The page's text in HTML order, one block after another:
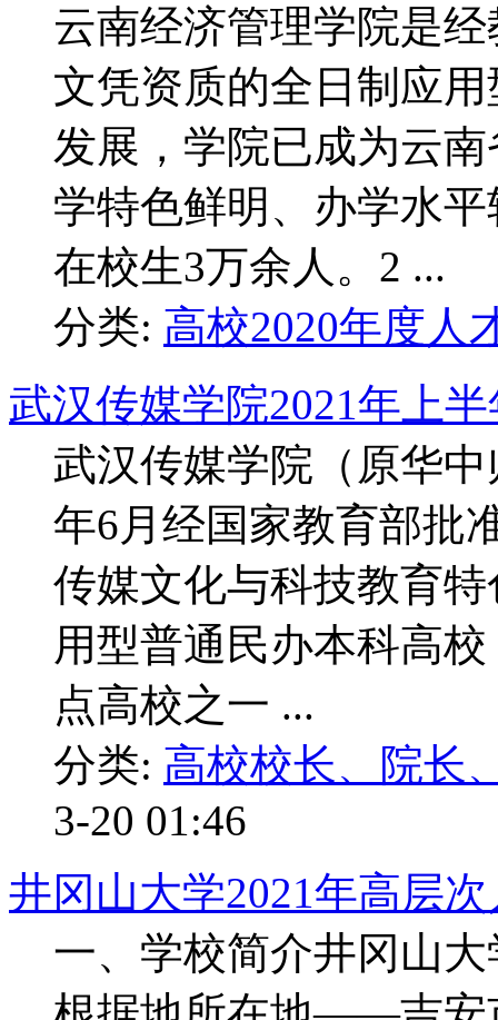
云南经济管理学院是
文凭资质的全日制应
发展，学院已成为云
学特色鲜明、办学水
在校生3万余人。2 ...
分类: 高校2020年度人
武汉传媒学院2021年上
武汉传媒学院（原华
年6月经国家教育部批
传媒文化与科技教育
用型普通民办本科高
点高校之一 ...
分类: 高校校长、院长
3-20 01:46
井冈山大学2021年高层
一、学校简介井冈山